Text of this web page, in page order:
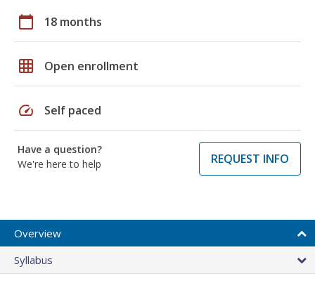
calendar_today 18 months
grid_on Open enrollment
speed Self paced
Have a question?
We're here to help
REQUEST INFO
Overview
Syllabus